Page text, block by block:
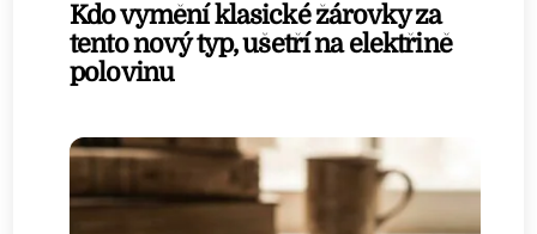
Kdo vymění klasické žárovky za
tento nový typ, ušetří na elektřině
polovinu